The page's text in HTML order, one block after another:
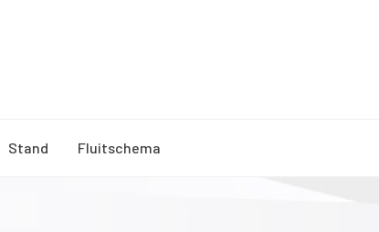
Stand Fluitschema